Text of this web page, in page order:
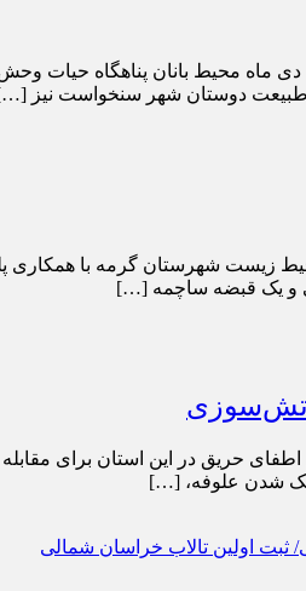
به گزارش پارتیان امروز مدیر کل حفاظت محیط زیست خراسان شمالی
طبیعت دوستان شهر سنخواست نیز
شهرستان گرمه با همکاری
و یک قبضه ساچمه […]
پارتیان امروز ????مدیرکل منابع طبیعی و آبخیزداری خراسان
شدن علوفه، […]